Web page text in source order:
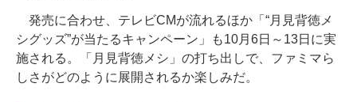
発売に合わせ、テレビCMが流れるほか「“月見背徳メ
シグッズ”が当たるキャンペーン」も10月6日～13日に実
施される。「月見背徳メシ」の打ち出しで、ファミマら
しさがどのように展開されるか楽しみだ。